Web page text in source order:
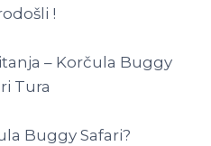
!
– Korčula Buggy
Tura
Buggy Safari?